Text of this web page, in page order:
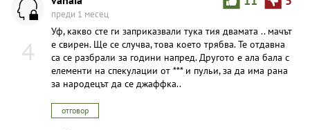
4
преди 1 месец
Уф, какво сте ги заприказвали тука тия двамата .. мачът
е свирен. Ще се случва, това което трябва. Те отдавна
са се разбрали за години напред. Другото е ала бала с
елементи на спекулации от *** и пульи, за да има рана
за народецът да се джаффка..
отговор